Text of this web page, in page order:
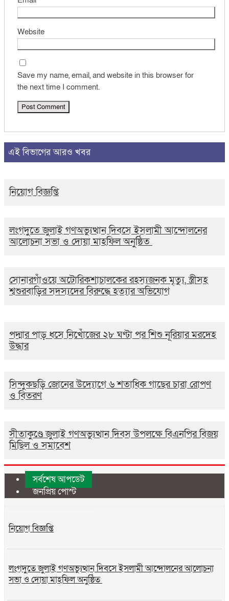
Website
Save my name, email, and website in this browser for
the next time I comment.
এই বিভাগের আরও খবর
নিয়োগ বিজ্ঞপ্তি
লংগদুতে জুলাই গণঅভ্যুত্থান দিবসে ইসলামী আন্দোলনের
আলোচনা সভা ও দোয়া মাহফিল অনুষ্ঠিত
সোনারগাঁওয়ে অটোরিকশাচালকের রহস্যজনক মৃত্যু, স্ত্রীসহ
শ্বশুরবাড়ির সদস্যদের বিরুদ্ধে হত্যার অভিযোগ
পদ্মার পাড় ধসে নিখোঁজের ২৮ ঘণ্টা পর শিশু নূরিয়ার মরদেহ
উদ্ধার
সিন্দুকছড়ি জোনের উদ্যোগে ৬ শতাধিক গাছের চারা রোপণ
ও বিতরণ
সীতাকুণ্ডে জুলাই গণঅভ্যুত্থান দিবস উপলক্ষে বিএনপির বিজয়
মিছিল ও সমাবেশ
সর্বশেষ আপডেট
জনপ্রিয় পোস্ট
নিয়োগ বিজ্ঞপ্তি
লংগদুতে জুলাই গণঅভ্যুত্থান দিবসে ইসলামী আন্দোলনের আলোচনা
সভা ও দোয়া মাহফিল অনুষ্ঠিত